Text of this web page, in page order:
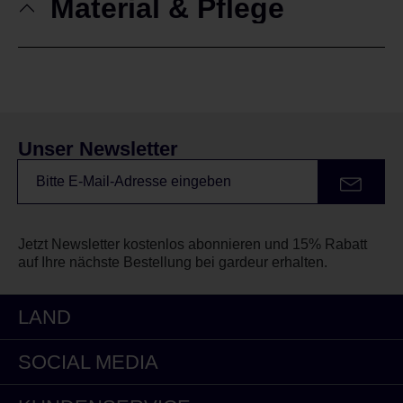
Material & Pflege
Unser Newsletter
Jetzt Newsletter kostenlos abonnieren und 15% Rabatt
auf Ihre nächste Bestellung bei gardeur erhalten.
LAND
SOCIAL MEDIA